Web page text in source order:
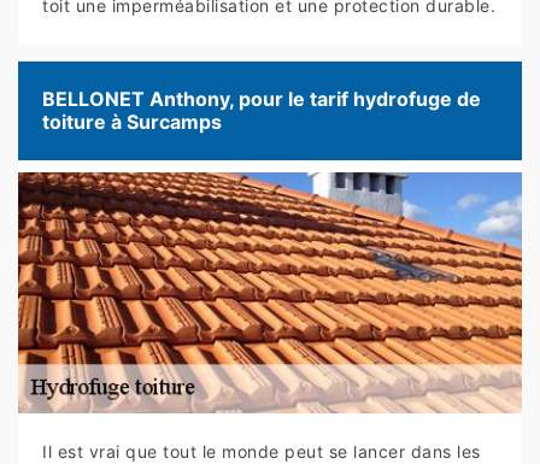
toit une imperméabilisation et une protection durable.
BELLONET Anthony, pour le tarif hydrofuge de
toiture à Surcamps
Il est vrai que tout le monde peut se lancer dans les